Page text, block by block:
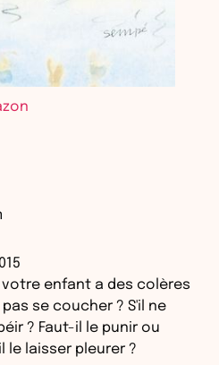
enfant a des colères
se coucher ? S'il ne
? Faut-il le punir ou
le laisser pleurer ?